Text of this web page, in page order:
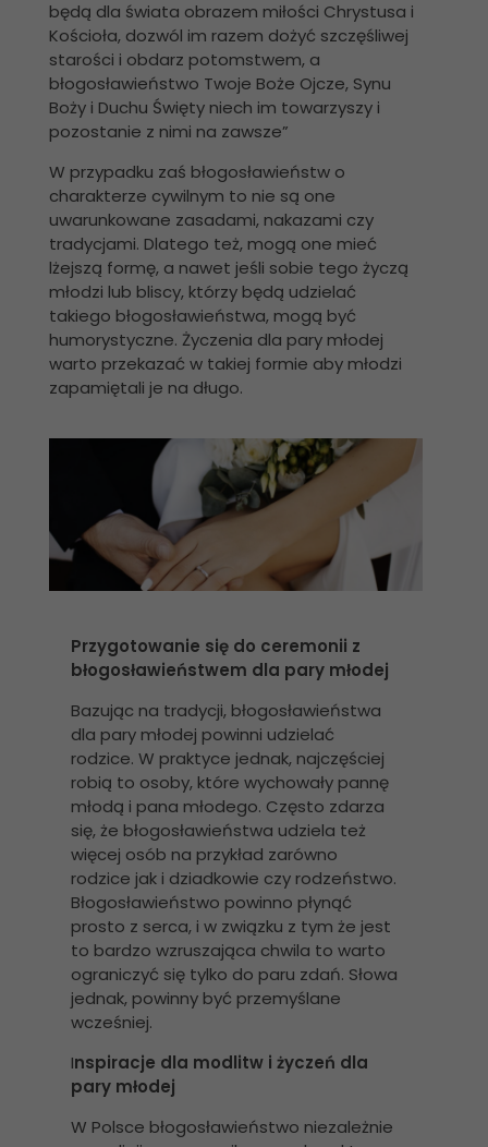
będą dla świata obrazem miłości Chrystusa i
Kościoła, dozwól im razem dożyć szczęśliwej
starości i obdarz potomstwem, a
błogosławieństwo Twoje Boże Ojcze, Synu
Boży i Duchu Święty niech im towarzyszy i
pozostanie z nimi na zawsze”
W przypadku zaś błogosławieństw o
charakterze cywilnym to nie są one
uwarunkowane zasadami, nakazami czy
tradycjami. Dlatego też, mogą one mieć
lżejszą formę, a nawet jeśli sobie tego życzą
młodzi lub bliscy, którzy będą udzielać
takiego błogosławieństwa, mogą być
humorystyczne. Życzenia dla pary młodej
warto przekazać w takiej formie aby młodzi
zapamiętali je na długo.
Przygotowanie się do ceremonii z
błogosławieństwem dla pary młodej
Bazując na tradycji, błogosławieństwa
dla pary młodej powinni udzielać
rodzice. W praktyce jednak, najczęściej
robią to osoby, które wychowały pannę
młodą i pana młodego. Często zdarza
się, że błogosławieństwa udziela też
więcej osób na przykład zarówno
rodzice jak i dziadkowie czy rodzeństwo.
Błogosławieństwo powinno płynąć
prosto z serca, i w związku z tym że jest
to bardzo wzruszająca chwila to warto
ograniczyć się tylko do paru zdań. Słowa
jednak, powinny być przemyślane
wcześniej.
Inspiracje dla modlitw i życzeń dla
pary młodej
W Polsce błogosławieństwo niezależnie